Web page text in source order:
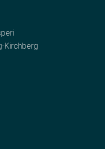
Kirchberg